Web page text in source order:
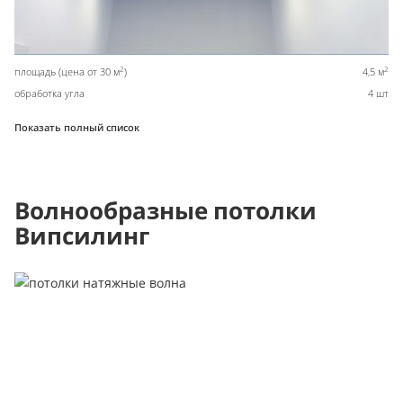
площадь (цена от 30 м2) 4,5 м2
обработка угла 4 шт
Показать полный список
Волнообразные потолки
Випсилинг